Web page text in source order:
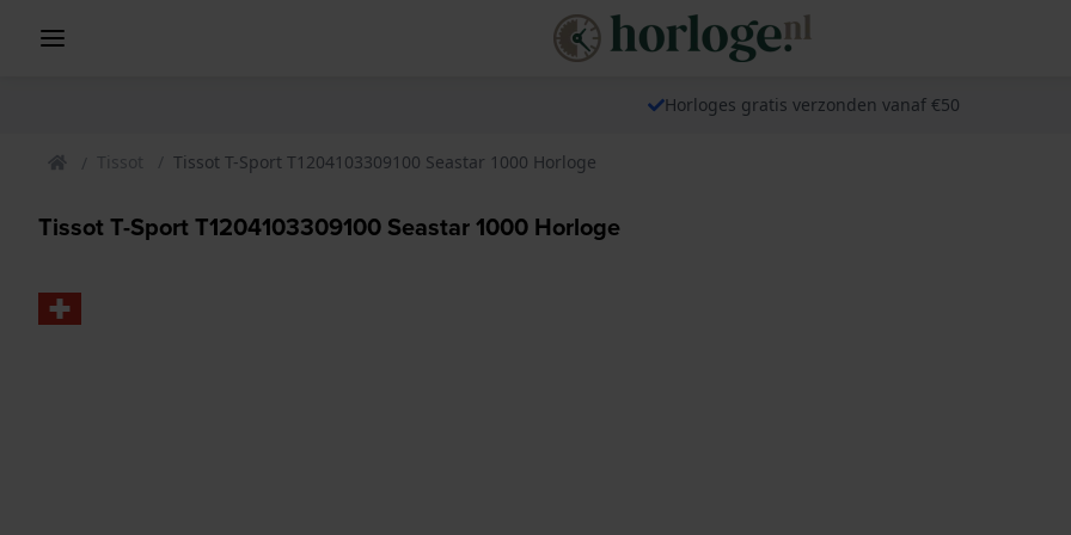
Horloges gratis verzonden vanaf €50
Tissot Tissot T-Sport T1204103309100 Seastar 1000 Horloge
Tissot T-Sport T1204103309100 Seastar 1000 Horloge